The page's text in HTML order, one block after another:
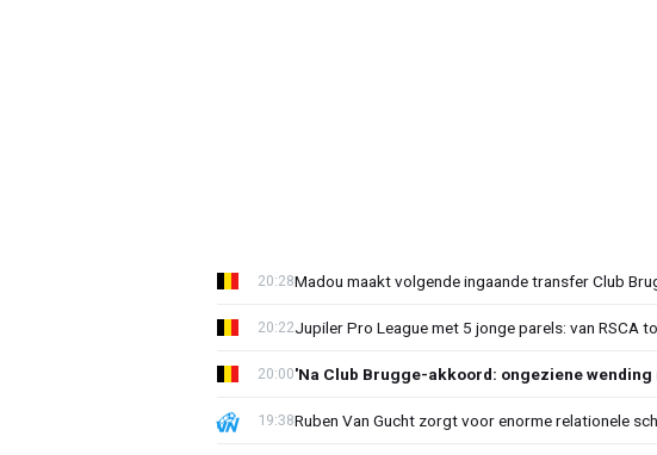
Madou maakt volgende ingaande transfer Club
20:28
Jupiler Pro League met 5 jonge parels: van RSCA
20:22
'Na Club Brugge-akkoord: ongeziene wending
20:00
Ruben Van Gucht zorgt voor enorme relationele
19:38